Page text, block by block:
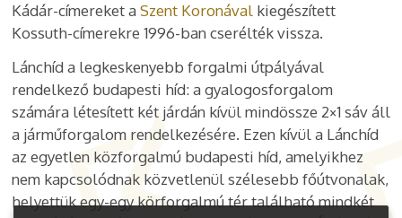
Kádár-címereket a Szent Koronávalkiegészített
Kossuth-címerekre 1996-ban cserélték vissza.
Lánchíd a legkeskenyebb forgalmi útpályával
rendelkező budapesti híd: a gyalogosforgalom
számára létesített két járdán kívül mindössze 2×1 sáv áll
a járműforgalom rendelkezésére. Ezen kívül a Lánchíd
az egyetlen közforgalmú budapesti híd, amelyikhez
nem kapcsolódnak közvetlenül szélesebb főútvonalak,
helyettük egy-egy körforgalmú tér található mindkét